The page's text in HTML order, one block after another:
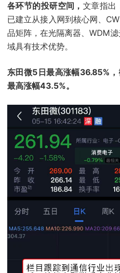
各环节的投研空间， 文章指出
已建立从接入网到核心网、
品矩阵，在光隔离器、WDM
域具有技术优势。
东田微5日最高涨幅36.85%
最高涨幅43.5%。